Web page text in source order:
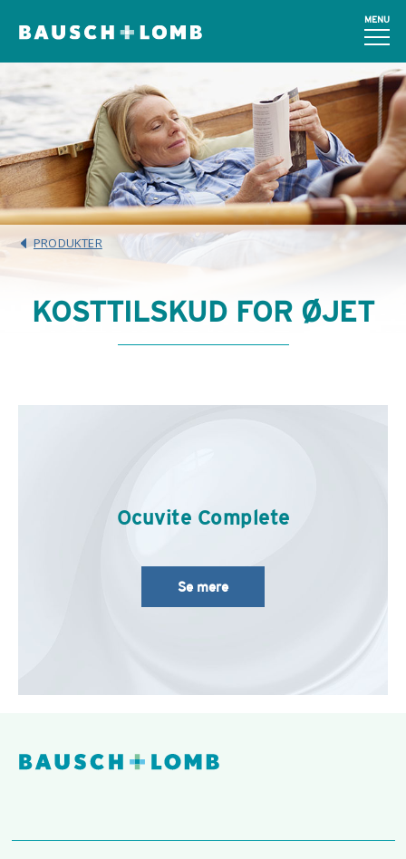
MENU
PRODUKTER
KOSTTILSKUD FOR ØJET
Ocuvite Complete
Se mere